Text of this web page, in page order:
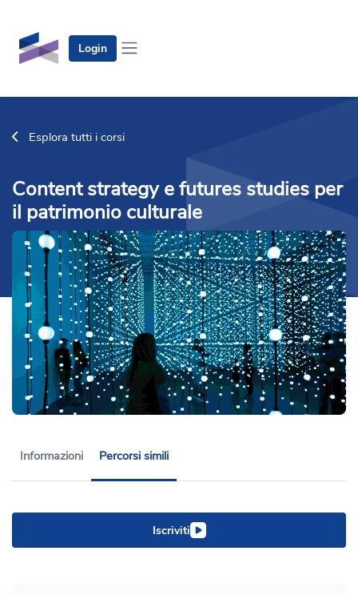
Login
Esplora tutti i corsi
Content strategy e futures studies per
il patrimonio culturale
Informazioni Percorsi simili
Iscriviti